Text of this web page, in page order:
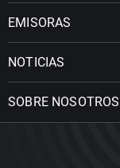
EMISORAS
NOTICIAS
SOBRE NOSOTROS